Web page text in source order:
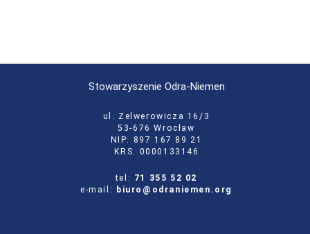
Stowarzyszenie Odra-Niemen
ul. Zelwerowicza 16/3
53-676 Wrocław
NIP: 897 167 89 21
KRS: 0000133146
tel: 71 355 52 02
e-mail:
biuro@odraniemen.org